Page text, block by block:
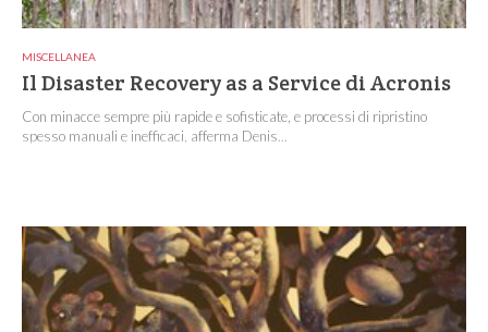
MISCELLANEA
Il Disaster Recovery as a Service di Acronis
Con minacce sempre più rapide e sofisticate, e processi di ripristino
spesso manuali e inefficaci, afferma Denis...